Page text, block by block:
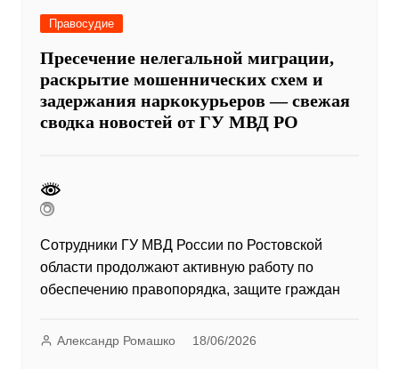
Правосудие
Пресечение нелегальной миграции,
раскрытие мошеннических схем и
задержания наркокурьеров — свежая
сводка новостей от ГУ МВД РО
Сотрудники ГУ МВД России по Ростовской
области продолжают активную работу по
обеспечению правопорядка, защите граждан
Александр Ромашко 18/06/2026